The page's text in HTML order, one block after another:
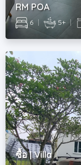
RM POA
6 | 5+ |
ซื้อ | Villa